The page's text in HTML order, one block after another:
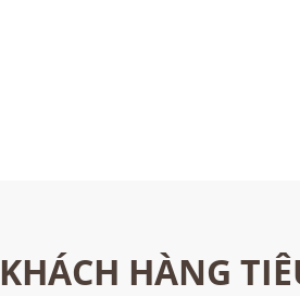
KHÁCH HÀNG